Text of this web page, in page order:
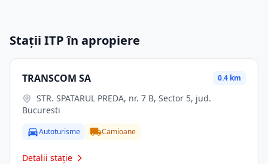
Stații ITP în apropiere
TRANSCOM SA 0.4 km
Bucuresti
Autoturisme Camioane
Detalii stație